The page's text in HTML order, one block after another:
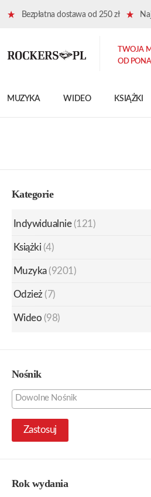
Bezpłatna dostawa od 250 zł
MUZYKA WIDEO KSIĄŻKI
TWOJA
OD
Kategorie
Indywidualnie (121)
Książki (4)
Muzyka (9201)
Odzież (7)
Wideo (98)
Nośnik
Zastosuj
Rok wydania